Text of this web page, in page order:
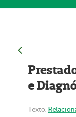
e
Texto: